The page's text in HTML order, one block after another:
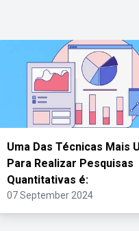
Uma Das Técnicas Mais
Para Realizar Pesquisas
Quantitativas é:
07 September 2024